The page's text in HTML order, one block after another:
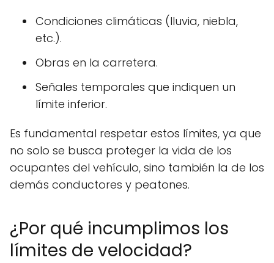
Condiciones climáticas (lluvia, niebla,
etc.).
Obras en la carretera.
Señales temporales que indiquen un
límite inferior.
Es fundamental respetar estos límites, ya que
no solo se busca proteger la vida de los
ocupantes del vehículo, sino también la de los
demás conductores y peatones.
¿Por qué incumplimos los
límites de velocidad?